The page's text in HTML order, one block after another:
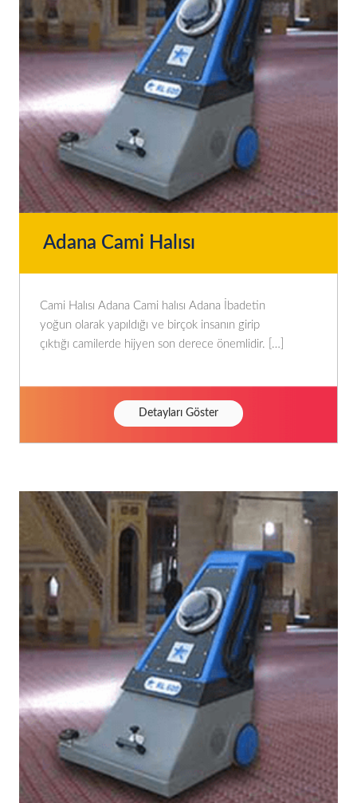
Adana Cami Halısı
Cami Halısı Adana Cami halısı Adana İbadetin
yoğun olarak yapıldığı ve birçok insanın girip
çıktığı camilerde hijyen son derece önemlidir. […]
Detayları Göster